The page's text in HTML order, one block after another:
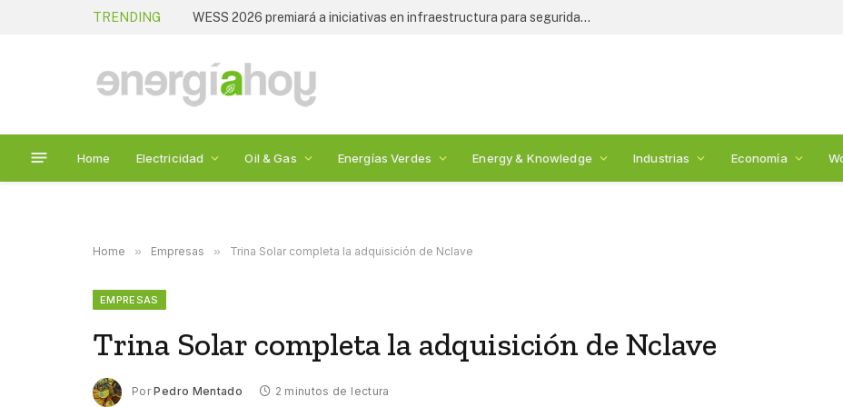
TRENDING WESS 2026 premiará a iniciativas en infraestructura para seguridad alimentaria
Home Electricidad Oil & Gas Energías Verdes Energy & Knowledge Industrias Economía
Home » Empresas » Trina Solar completa la adquisición de Nclave
EMPRESAS
Trina Solar completa la adquisición de Nclave
Por Pedro Mentado 2 minutos de lectura